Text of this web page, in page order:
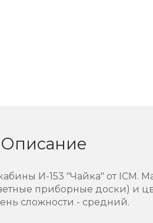
Описание
И-153 "Чайка" от ICM.
приборные доски) и
сложности - средний.